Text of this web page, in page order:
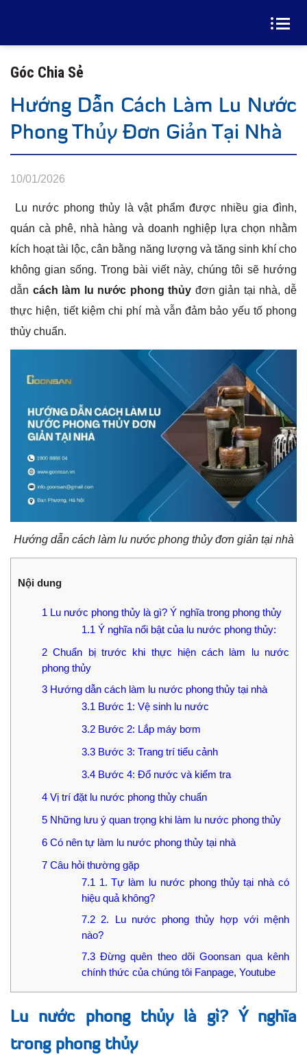
Góc Chia Sẻ
Hướng Dẫn Cách Làm Lu Nước
Phong Thủy Đơn Giản Tại Nhà
10/01/2026
Lu nước phong thủy là vật phẩm được nhiều gia đình,
quán cà phê, nhà hàng và doanh nghiệp lựa chọn nhằm
kích hoạt tài lộc, cân bằng năng lượng và tăng sinh khí cho
không gian sống. Trong bài viết này, chúng tôi sẽ hướng
dẫn cách làm lu nước phong thủy đơn giản tại nhà, dễ
thực hiện, tiết kiệm chi phí mà vẫn đảm bảo yếu tố phong
thủy chuẩn.
Hướng dẫn cách làm lu nước phong thủy đơn giản tại nhà
Nội dung
1 Lu nước phong thủy là gì? Ý nghĩa trong phong thủy
1.1 Ý nghĩa nổi bật của lu nước phong thủy:
2 Chuẩn bị trước khi thực hiện cách làm lu nước
phong thủy
3 Hướng dẫn cách làm lu nước phong thủy tại nhà
3.1 Bước 1: Vệ sinh lu nước
3.2Bước 2: Lắp máy bơm
3.3Bước 3: Trang trí tiểu cảnh
3.4Bước 4: Đổ nước và kiểm tra
4 Vị trí đặt lu nước phong thủy chuẩn
5 Những lưu ý quan trọng khi làm lu nước phong thủy
6 Có nên tự làm lu nước phong thủy tại nhà
7 Câu hỏi thường gặp
7.1 1. Tự làm lu nước phong thủy tại nhà có
hiệu quả không?
7.22. Lu nước phong thủy hợp với mệnh
nào?
7.3Đừng quên theo dõi Goonsan qua kênh
chính thức của chúng tôi Fanpage, Youtube
Lu nước phong thủy là gì? Ý nghĩa
trong phong thủy